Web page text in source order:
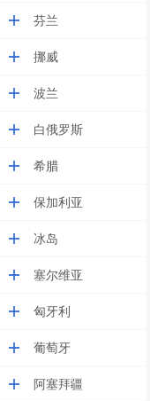
芬兰
挪威
波兰
白俄罗斯
希腊
保加利亚
冰岛
塞尔维亚
匈牙利
葡萄牙
阿塞拜疆